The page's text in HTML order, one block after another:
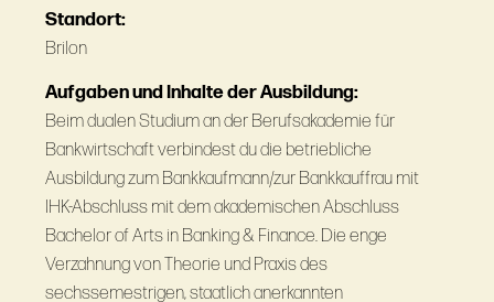
Standort:
Brilon
Aufgaben und Inhalte der Ausbildung:
Beim dualen Studium an der Berufsakademie für
Bankwirtschaft verbindest du die betriebliche
Ausbildung zum Bankkaufmann/zur Bankkauffrau mit
IHK-Abschluss mit dem akademischen Abschluss
Bachelor of Arts in Banking & Finance. Die enge
Verzahnung von Theorie und Praxis des
sechssemestrigen, staatlich anerkannten